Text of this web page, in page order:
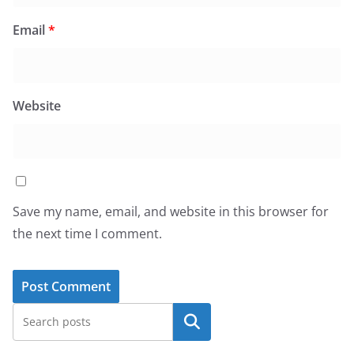
Email*
Website
Save my name, email, and website in this browser for
the next time I comment.
Search